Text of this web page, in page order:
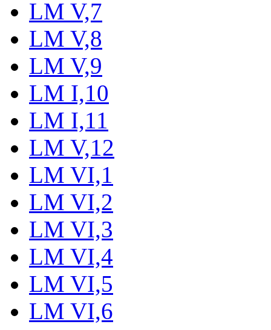
LM V,7
LM V,8
LM V,9
LM I,10
LM I,11
LM V,12
LM VI,1
LM VI,2
LM VI,3
LM VI,4
LM VI,5
LM VI,6